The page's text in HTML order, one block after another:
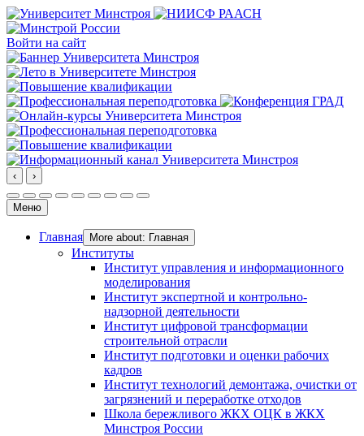
Войти на сайт
‹ ›
Меню
Главная More about: Главная
Институты
Институт управления и информационного
моделирования
Институт экспертной и контрольно-
надзорной деятельности
Институт цифровой трансформации
строительной отрасли
Институт подготовки и оценки рабочих
кадров
Институт технологий демонтажа, очистки от
загрязнений и переработке отходов
Школа бережливого ЖКХ ОЦК в ЖКХ
Минстроя России